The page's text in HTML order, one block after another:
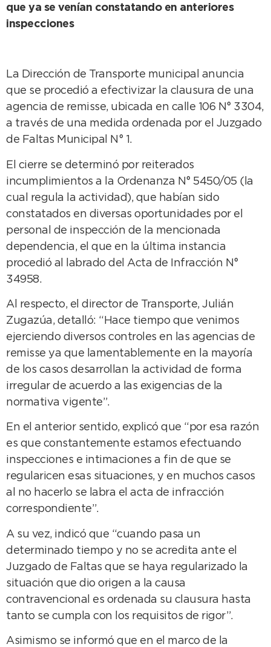
que ya se venían constatando en anteriores
inspecciones
La Dirección de Transporte municipal anuncia
que se procedió a efectivizar la clausura de una
agencia de remisse, ubicada en calle 106 N° 3304,
a través de una medida ordenada por el Juzgado
de Faltas Municipal N° 1.
El cierre se determinó por reiterados
incumplimientos a la Ordenanza N° 5450/05 (la
cual regula la actividad), que habían sido
constatados en diversas oportunidades por el
personal de inspección de la mencionada
dependencia, el que en la última instancia
procedió al labrado del Acta de Infracción N°
34958.
Al respecto, el director de Transporte, Julián
Zugazúa, detalló: “Hace tiempo que venimos
ejerciendo diversos controles en las agencias de
remisse ya que lamentablemente en la mayoría
de los casos desarrollan la actividad de forma
irregular de acuerdo a las exigencias de la
normativa vigente”.
En el anterior sentido, explicó que “por esa razón
es que constantemente estamos efectuando
inspecciones e intimaciones a fin de que se
regularicen esas situaciones, y en muchos casos
al no hacerlo se labra el acta de infracción
correspondiente”.
A su vez, indicó que “cuando pasa un
determinado tiempo y no se acredita ante el
Juzgado de Faltas que se haya regularizado la
situación que dio origen a la causa
contravencional es ordenada su clausura hasta
tanto se cumpla con los requisitos de rigor”.
Asimismo se informó que en el marco de la